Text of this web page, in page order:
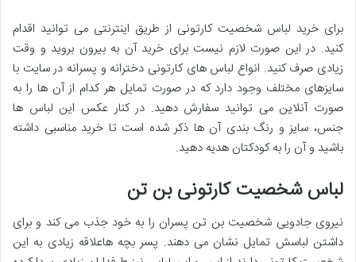
برای خرید لباس شخصیت کارتونی از طریق اینترنتی می توانید اقدام
کنید. در این صورت لازم نیست برای خرید آن به بیرون بروید و وقت
زیادی صرف کنید. انواع لباس های کارتونی دخترانه و پسرانه در سایت با
سایزهای مختلف وجود دارد که در صورت تمایل هر کدام از آن ها را به
صورت آنلاین می توانید سفارش دهید. در کنار عکس این لباس ها
جنس، سایز و رنگ بندی آن ها ذکر شده است تا خرید مناسبی داشته
باشید و آن را به کودکتان هدیه دهید.
لباس شخصیت کارتونی بن تن
نیروی جادویی شخصیت بن تن پسران را به خود جذب می کند و برای
داشتن لباسش تمایل نشان می دهند. پسر بچه هاعلاقه زیادی به این